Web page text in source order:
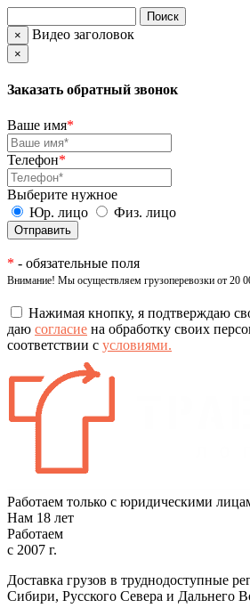
× Видео заголовок
×
Заказать обратный звонок
Ваше имя*
Телефон*
Выберите нужное
Юр. лицо
Физ. лицо
* - обязательные поля
Внимание! Мы осуществляем грузоперевозки от 20
Нажимая кнопку, я подтверждаю
даю согласие на обработку своих
соответствии с условиями.
Работаем только с юридическими
Нам 18 лет
Работаем
с 2007 г.
Доставка грузов в труднодоступные
Сибири, Русского Севера и Дальнего